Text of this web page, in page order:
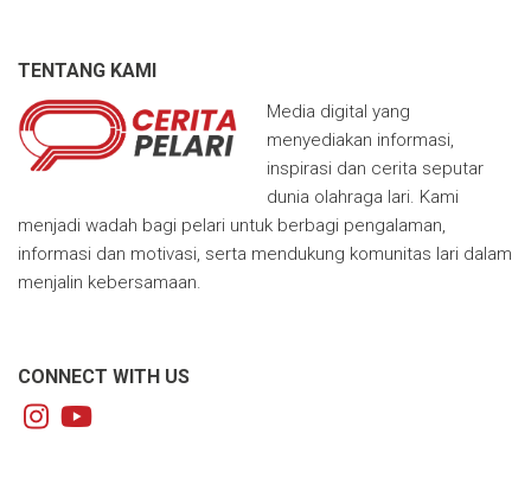
TENTANG KAMI
Media digital yang
menyediakan informasi,
inspirasi dan cerita seputar
dunia olahraga lari. Kami
menjadi wadah bagi pelari untuk berbagi pengalaman,
informasi dan motivasi, serta mendukung komunitas lari dalam
menjalin kebersamaan.
CONNECT WITH US